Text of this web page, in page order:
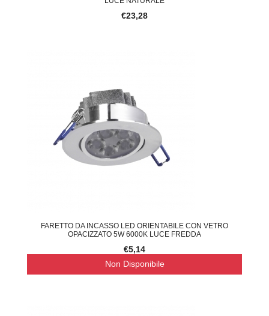
€23,28
FARETTO DA INCASSO LED ORIENTABILE CON VETRO
OPACIZZATO 5W 6000K LUCE FREDDA
€5,14
Non Disponibile